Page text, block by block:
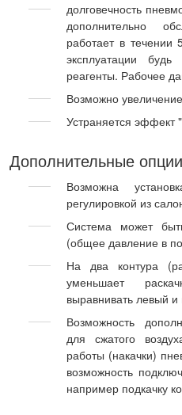
долговечность
дополнительно
работает в
эксплуатации
реагенты. Рабочее
Возможно
Устраняется эффект
Дополнительные
Возможна
регулировкой из
Система может
(общее давление в
На два контура
уменьшает
выравнивать левый
Возможность
для сжатого
работы (накачки)
возможность
например подкачку